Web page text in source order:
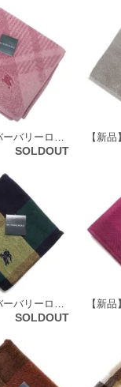
【新品】 バーバリーロンドン BURBERRY LONDON タオルハンカチ 72136
SOLDOUT
【新品】 バーバリーロンドン BURBERRY LONDON ガーゼ タオルハンカチ 65792
SOLDOUT